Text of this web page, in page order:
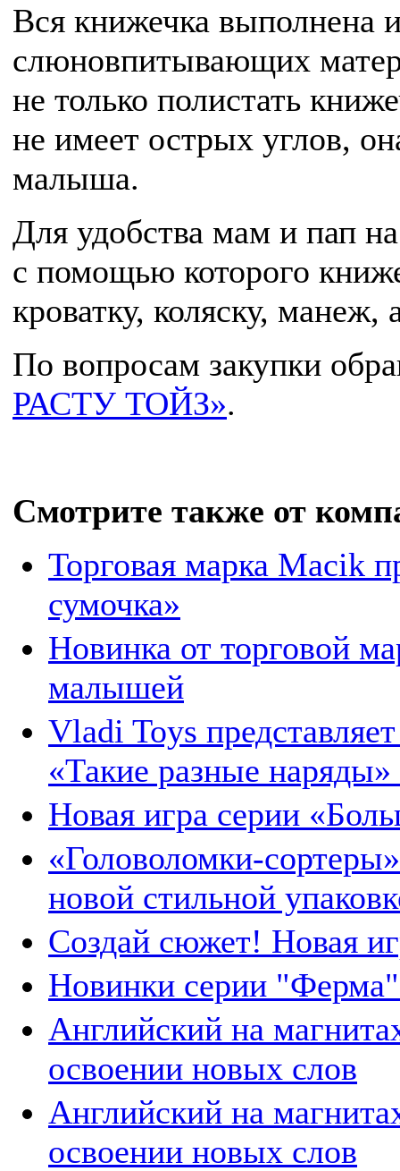
Вся книжечка выполнена
слюновпитывающих
не только полистать
не имеет острых углов,
малыша.
Для удобства мам и пап
с помощью которого
кроватку, коляску, манеж,
По вопросам закупки
РАСТУ ТОЙЗ».
Смотрите также от
Торговая марка Macik
сумочка»
Новинка от торговой
малышей
Vladi Toys
«Такие разные
Новая игра серии
«Головоломки-
новой стильной
Создай сюжет! Новая
Новинки серии
Английский на
освоении новых слов
Английский на
освоении новых слов